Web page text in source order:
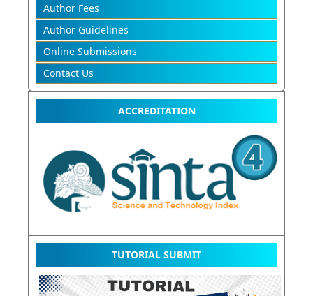
Author Fees
Author Guidelines
Online Submissions
Contact Us
ACCREDITATION
TUTORIAL SUBMIT